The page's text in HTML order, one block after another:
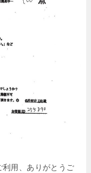
用、ありがとうご